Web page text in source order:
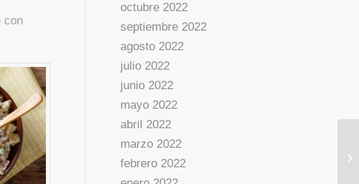
con
octubre 2022
septiembre 2022
agosto 2022
julio 2022
junio 2022
mayo 2022
abril 2022
marzo 2022
febrero 2022